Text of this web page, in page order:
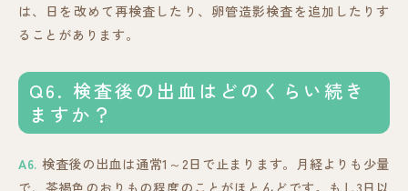
は、日を改めて再検査したり、卵管造影検査を追加したりす
ることがあります。
Q6. 検査後の出血はどのくらい続き
ますか？
A6. 検査後の出血は通常1～2日で止まります。月経よりも少量
で、茶褐色のおりもの程度のことがほとんどです。もし3日以